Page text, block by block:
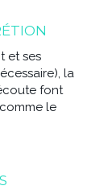
et ses
la
font
le